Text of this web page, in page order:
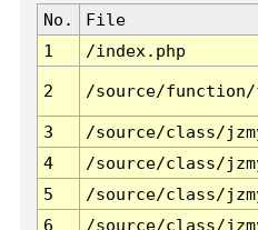
No. File
1
/index.php
2 /source/function/
3 /source/class/
4
/source/class/
5
/source/class/
6
/source/class/